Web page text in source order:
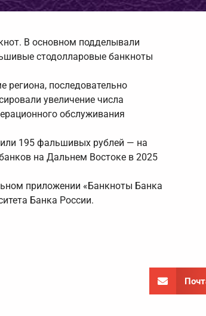
В основном подделывали
стодолларовые банкноты
региона, последовательно
увеличение числа
обслуживания
195 фальшивых рублей — на
на Дальнем Востоке в 2025
приложении «Банкноты Банка
Банка России.